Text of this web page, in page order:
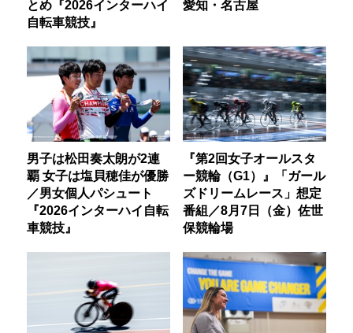
とめ『2026インターハイ
自転車競技』
愛知・名古屋
男子は松田奏太朗が2連
覇 女子は塩貝穂佳が優勝
／男女個人パシュート
『2026インターハイ自転
車競技』
『第2回女子オールスタ
ー競輪（G1）』「ガール
ズドリームレース」想定
番組／8月7日（金）佐世
保競輪場